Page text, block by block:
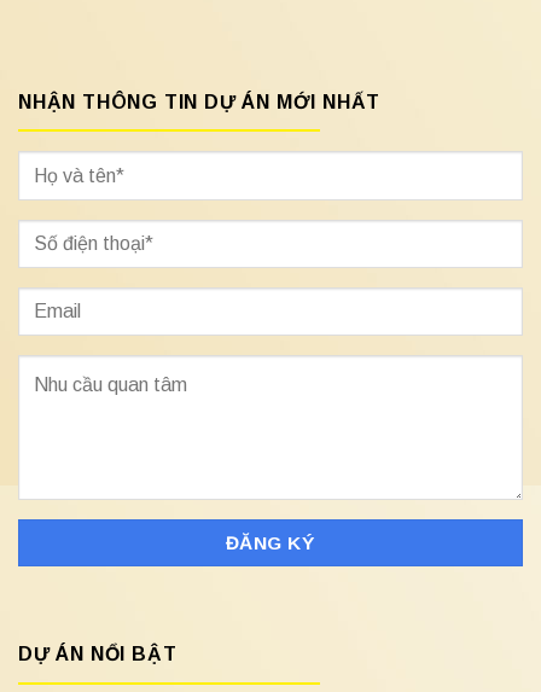
NHẬN THÔNG TIN DỰ ÁN MỚI NHẤT
DỰ ÁN NỔI BẬT